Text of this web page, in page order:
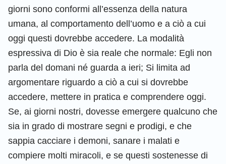
giorni sono conformi all’essenza della natura
umana, al comportamento dell’uomo e a ciò a cui
oggi questi dovrebbe accedere. La modalità
espressiva di Dio è sia reale che normale: Egli non
parla del domani né guarda a ieri; Si limita ad
argomentare riguardo a ciò a cui si dovrebbe
accedere, mettere in pratica e comprendere oggi.
Se, ai giorni nostri, dovesse emergere qualcuno che
sia in grado di mostrare segni e prodigi, e che
sappia cacciare i demoni, sanare i malati e
compiere molti miracoli, e se questi sostenesse di